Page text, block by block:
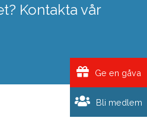
Kontakta vår
Bli medlem
Ge en gåva